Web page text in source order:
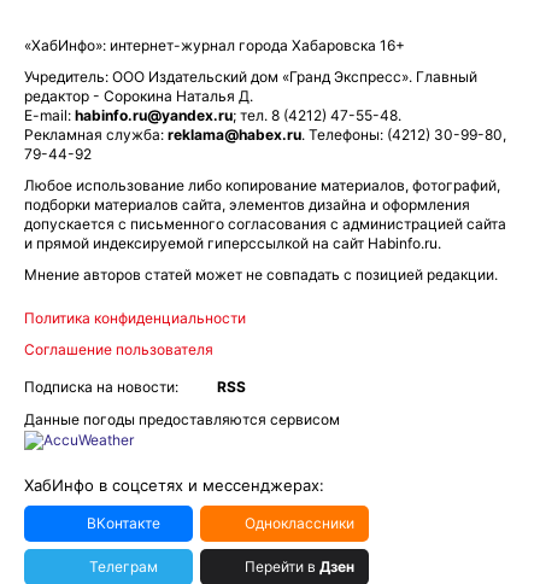
«ХабИнфо»: интернет-журнал города Хабаровска 16+
Учредитель: ООО Издательский дом «Гранд Экспресс». Главный
редактор - Сорокина Наталья Д.
E-mail: habinfo.ru@yandex.ru; тел. 8 (4212) 47-55-48.
Рекламная служба: reklama@habex.ru. Телефоны: (4212) 30-99-80,
79-44-92
Любое использование либо копирование материалов, фотографий,
подборки материалов сайта, элементов дизайна и оформления
допускается с письменного согласования с администрацией сайта
и прямой индексируемой гиперссылкой на сайт Habinfo.ru.
Мнение авторов статей может не совпадать с позицией редакции.
Политика конфиденциальности
Соглашение пользователя
Подписка на новости:
RSS
Данные погоды предоставляются сервисом
ХабИнфо в соцсетях и мессенджерах:
ВКонтакте Одноклассники
Телеграм Перейти в Дзен